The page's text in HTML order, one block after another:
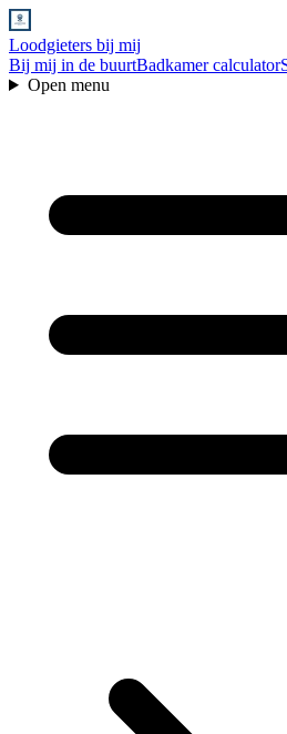
Loodgieters bij mij
Bij mij in de buurtBadkamer calculator
Open menu